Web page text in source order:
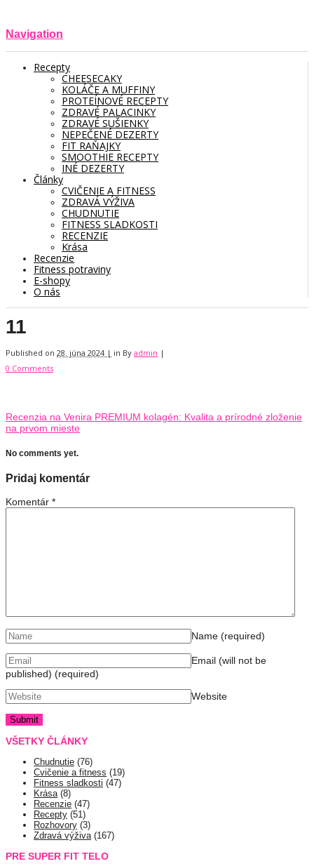
Navigation
Recepty
CHEESECAKY
KOLÁČE A MUFFINY
PROTEÍNOVÉ RECEPTY
ZDRAVÉ PALACINKY
ZDRAVÉ SUŠIENKY
NEPEČENÉ DEZERTY
FIT RAŇAJKY
SMOOTHIE RECEPTY
INÉ DEZERTY
Články
CVIČENIE A FITNESS
ZDRAVÁ VÝŽIVA
CHUDNUTIE
FITNESS SLADKOSTI
RECENZIE
Krása
Recenzie
Fitness potraviny
E-shopy
O nás
11
Published on 28. júna 2024 | in By admin |
0 Comments
Recenzia na Venira PREMIUM kolagén: Kvalita a prírodné zloženie
na prvom mieste
No comments yet.
Pridaj komentár
Komentár *
Name (required)
Email (will not be
published) (required)
Website
VŠETKY ČLÁNKY
Chudnutie (76)
Cvičenie a fitness (19)
Fitness sladkosti (47)
Krása(8)
Recenzie (47)
Recepty (51)
Rozhovory (3)
Zdravá výživa(167)
PRE SUPER FIT TELO